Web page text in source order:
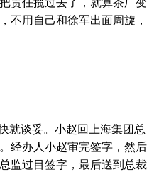
不用自己和徐军出面周旋，
就谈妥。小赵回上海集团总
经办人小赵审完签字，然后
监过目签字，最后送到总裁